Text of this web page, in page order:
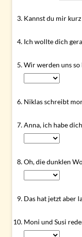
Kannst du mir
Ich wollte dich
Wir werden uns
Niklas schreibt
Anna, ich habe
Oh, die dunklen
Das hat jetzt aber
Moni und Susi